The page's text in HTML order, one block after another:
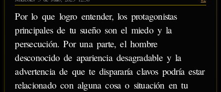
Por lo que logro entender, los protagonistas
principales de tu sueño son el miedo y la
persecución. Por una parte, el hombre
desconocido de apariencia desagradable y la
advertencia de que te dispararía clavos podría estar
relacionado con alguna cosa o situación en tu